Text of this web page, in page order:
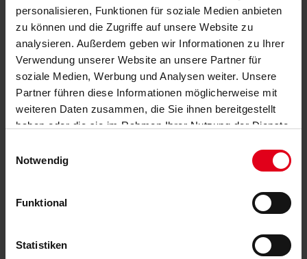
personalisieren, Funktionen für soziale Medien anbieten
zu können und die Zugriffe auf unsere Website zu
analysieren. Außerdem geben wir Informationen zu Ihrer
Verwendung unserer Website an unsere Partner für
soziale Medien, Werbung und Analysen weiter. Unsere
Partner führen diese Informationen möglicherweise mit
weiteren Daten zusammen, die Sie ihnen bereitgestellt
haben oder die sie im Rahmen Ihrer Nutzung der Dienste
Notwendig
Funktional
Statistiken